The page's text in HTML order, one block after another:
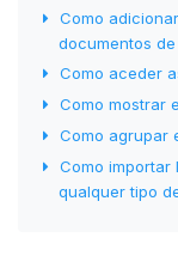
Como
documentos
Como aceder
Como mostrar
Como agrupar
Como importar
qualquer tipo